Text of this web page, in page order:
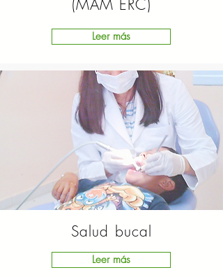
(MAM ERC)
Leer más
Salud bucal
Leer más